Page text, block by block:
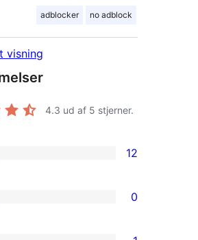
adblocker no adblock
visning
4.3 ud af 5 stjerner.
12
0